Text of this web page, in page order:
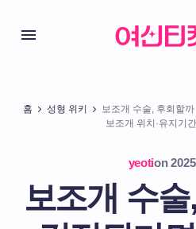
홈 성형 위키
보조개 수술, 후회할
보조개 위치·유지기
yeotion
보조개 수